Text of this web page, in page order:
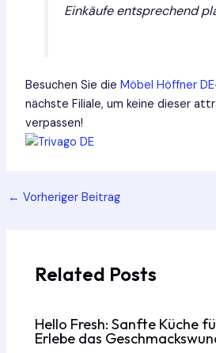
Einkäufe entsprechend
Besuchen Sie die Möbel Höffner DE
nächste Filiale, um keine dieser
verpassen!
Post
← Vorheriger Beitrag
Related Posts
Hello Fresh: Sanfte Küche
Erlebe das